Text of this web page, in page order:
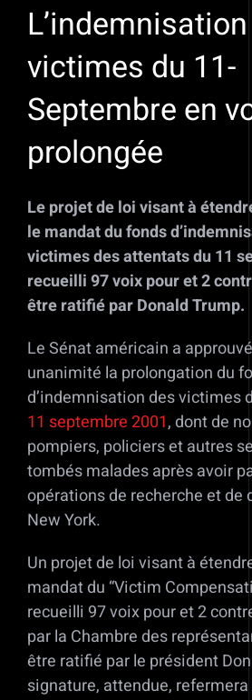
victimes du 11-
Septembre en
prolongée
Le projet de loi visant à
le mandat du fonds
victimes des attentats du 11
recueilli 97 voix pour et 2
être ratifié par Donald Trump.
Le Sénat américain a
unanimité la prolongation du
d’indemnisation des victimes
11 septembre 2001, dont de
pompiers, policiers et autres
tombés malades après avoir
opérations de recherche et de
New York.
Un projet de loi visant à
mandat du “Victim
recueilli 97 voix pour et 2
par la Chambre des
être ratifié par le président
signature, attendue,